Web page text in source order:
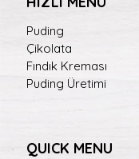
Puding
Çikolata
Fındık Kreması
Puding Üretimi
QUICK MENU